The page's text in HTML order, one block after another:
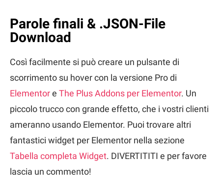
Parole finali & .JSON-File
Download
Così facilmente si può creare un pulsante di
scorrimento su hover con la versione Pro di
Elementore The Plus Addons per Elementor. Un
piccolo trucco con grande effetto, che i vostri clienti
ameranno usando Elementor. Puoi trovare altri
fantastici widget per Elementor nella sezione
Tabella completa Widget. DIVERTITITI e per favore
lascia un commento!